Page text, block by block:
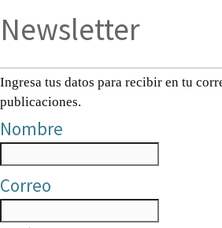
Newsletter
Ingresa tus datos para recibir en tu
publicaciones.
Nombre
Correo